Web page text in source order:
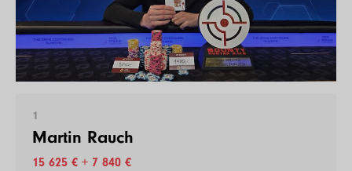
1
Martin Rauch
15 625 € + 7 840 €